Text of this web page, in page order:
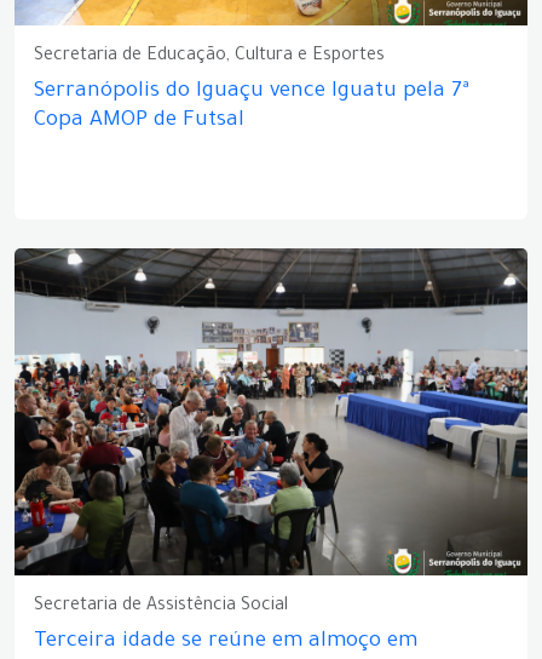
Secretaria de Educação, Cultura e Esportes
Serranópolis do Iguaçu vence Iguatu pela 7ª
Copa AMOP de Futsal
Secretaria de Assistência Social
Terceira idade se reúne em almoço em